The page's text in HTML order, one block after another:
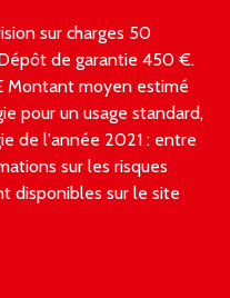
sur charges 50
de garantie 450 €.
Montant moyen estimé
pour un usage standard,
de l'année 2021 : entre
sur les risques
disponibles sur le site